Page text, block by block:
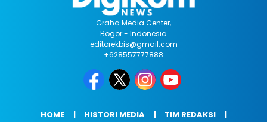
Graha Media Center,
Bogor - Indonesia
editorekbis@gmail.com
+628557777888
HOME HISTORI MEDIA
TIM REDAKSI